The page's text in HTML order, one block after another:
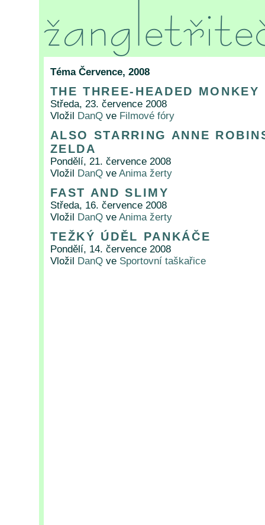
Téma Července, 2008
THE THREE-HEADED
Středa, 23. července 2008
Vložil DanQve Filmové fóry
ALSO STARRING ANNE
ZELDA
Pondělí, 21. července 2008
Vložil DanQve Anima žerty
FAST AND SLIMY
Středa, 16. července 2008
Vložil DanQve Anima žerty
TEŽKÝ ÚDĚL PANKÁČE
Pondělí, 14. července 2008
Vložil DanQve Sportovní taškařice